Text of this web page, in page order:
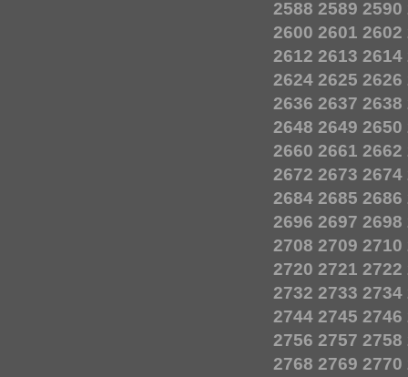
2588 2589 2590
2600 2601 2602
2612 2613 2614
2624 2625 2626
2636 2637 2638
2648 2649 2650
2660 2661 2662
2672 2673 2674
2684 2685 2686
2696 2697 2698
2708 2709 2710
2720 2721 2722
2732 2733 2734
2744 2745 2746
2756 2757 2758
2768 2769 2770